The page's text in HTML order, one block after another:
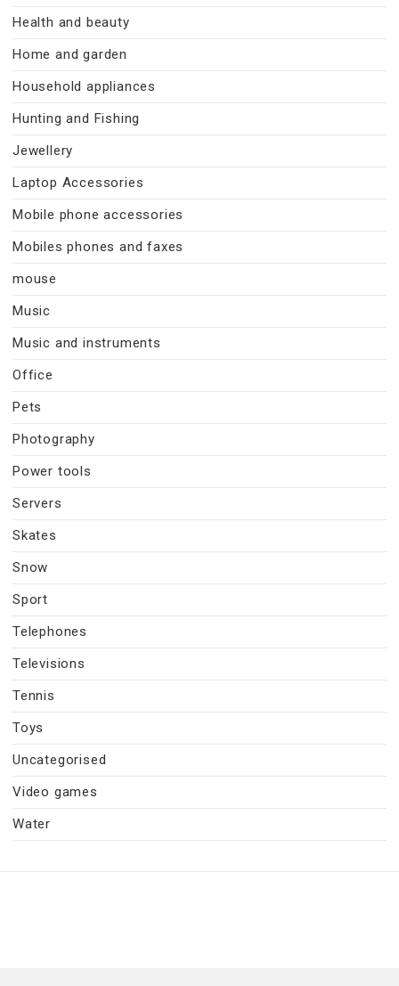
Health and beauty
Home and garden
Household appliances
Hunting and Fishing
Jewellery
Laptop Accessories
Mobile phone accessories
Mobiles phones and faxes
mouse
Music
Music and instruments
Office
Pets
Photography
Power tools
Servers
Skates
Snow
Sport
Telephones
Televisions
Tennis
Toys
Uncategorised
Video games
Water